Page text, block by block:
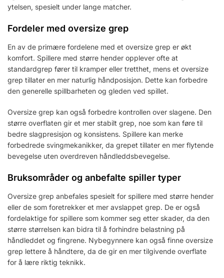
ytelsen, spesielt under lange matcher.
Fordeler med oversize grep
En av de primære fordelene med et oversize grep er økt
komfort. Spillere med større hender opplever ofte at
standardgrep fører til kramper eller tretthet, mens et oversize
grep tillater en mer naturlig håndposisjon. Dette kan forbedre
den generelle spillbarheten og gleden ved spillet.
Oversize grep kan også forbedre kontrollen over slagene. Den
større overflaten gir et mer stabilt grep, noe som kan føre til
bedre slagpresisjon og konsistens. Spillere kan merke
forbedrede svingmekanikker, da grepet tillater en mer flytende
bevegelse uten overdreven håndleddsbevegelse.
Bruksområder og anbefalte spiller typer
Oversize grep anbefales spesielt for spillere med større hender
eller de som foretrekker et mer avslappet grep. De er også
fordelaktige for spillere som kommer seg etter skader, da den
større størrelsen kan bidra til å forhindre belastning på
håndleddet og fingrene. Nybegynnere kan også finne oversize
grep lettere å håndtere, da de gir en mer tilgivende overflate
for å lære riktig teknikk.